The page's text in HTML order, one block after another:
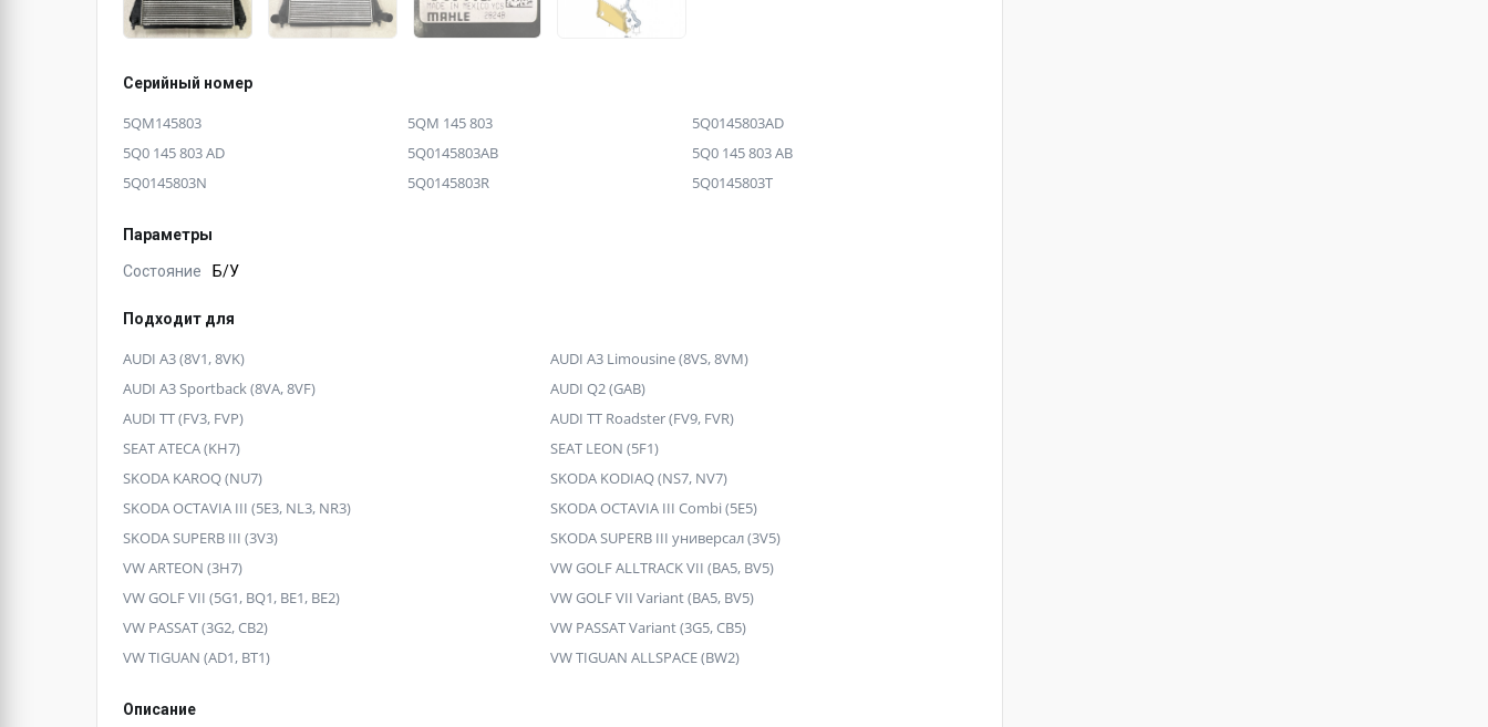
Серийный номер
5QM145803 5QM 145 803
5Q0145803AD
5Q0 145 803 AD
5Q0145803AB
5Q0 145 803 AB
5Q0145803N
5Q0145803R 5Q0145803T
Параметры
Состояние Б/У
Подходит для
AUDI A3 (8V1, 8VK)
AUDI A3 Limousine (8VS, 8VM)
AUDI A3 Sportback (8VA, 8VF)
AUDI Q2 (GAB)
AUDI TT (FV3, FVP)
AUDI TT Roadster (FV9, FVR)
SEAT ATECA (KH7)
SEAT LEON (5F1)
SKODA KAROQ (NU7)
SKODA KODIAQ (NS7, NV7)
SKODA OCTAVIA III (5E3, NL3, NR3)
SKODA OCTAVIA III Combi (5E5)
SKODA SUPERB III (3V3)
SKODA SUPERB III универсал (3V5)
VW ARTEON (3H7)
VW GOLF ALLTRACK VII (BA5, BV5)
VW GOLF VII (5G1, BQ1, BE1, BE2)
VW GOLF VII Variant (BA5, BV5)
VW PASSAT (3G2, CB2)
VW PASSAT Variant (3G5, CB5)
VW TIGUAN (AD1, BT1)
VW TIGUAN ALLSPACE (BW2)
Описание